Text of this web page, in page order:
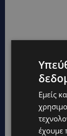
TOP
Εμείς
έχουμε